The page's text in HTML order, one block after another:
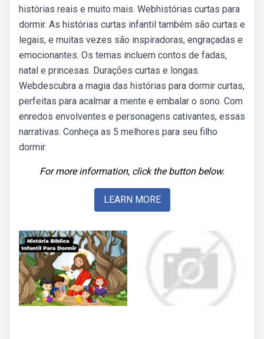
histórias reais e muito mais. Webhistórias curtas para
dormir. As histórias curtas infantil também são curtas e
legais, e muitas vezes são inspiradoras, engraçadas e
emocionantes. Os temas incluem contos de fadas,
natal e princesas. Durações curtas e longas.
Webdescubra a magia das histórias para dormir curtas,
perfeitas para acalmar a mente e embalar o sono. Com
enredos envolventes e personagens cativantes, essas
narrativas. Conheça as 5 melhores para seu filho
dormir.
For more information, click the button below.
LEARN MORE